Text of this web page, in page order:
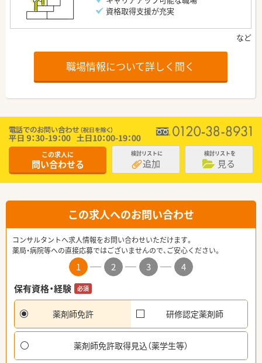
資格取得支援が充実
職場情報について詳しく聞く
この求人に
問い合わせる
検討リストに
追加
検討リストを
見る
この求人へのお問い合わせ
コンサルタントへ求人情報をお問い合わせいただけます。
薬局・病院等への直接応募ではございませんので、ご安心ください。
1 2 3
4
保有資格・経験
必須
薬剤師免許 研修認定薬剤師
薬剤師免許取得見込（薬学生等）